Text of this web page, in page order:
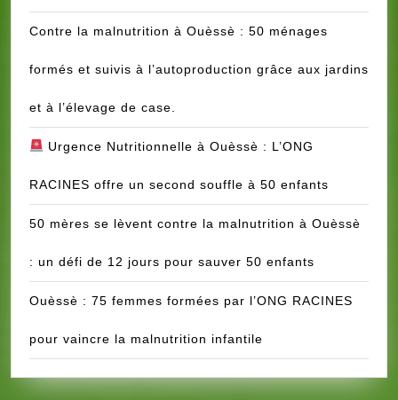
Contre la malnutrition à Ouèssè : 50 ménages
formés et suivis à l’autoproduction grâce aux jardins
et à l’élevage de case.
Urgence Nutritionnelle à Ouèssè : L’ONG
RACINES offre un second souffle à 50 enfants
50 mères se lèvent contre la malnutrition à Ouèssè
: un défi de 12 jours pour sauver 50 enfants
Ouèssè : 75 femmes formées par l’ONG RACINES
pour vaincre la malnutrition infantile